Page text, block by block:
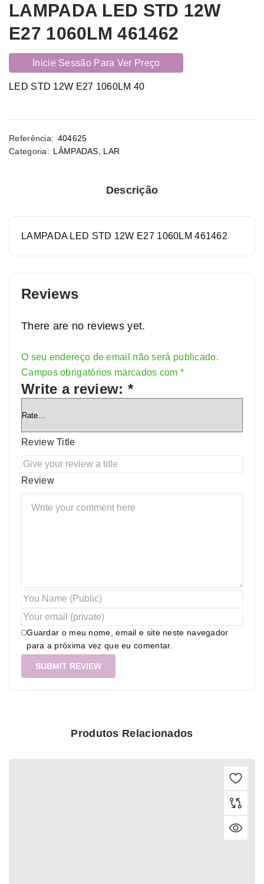
LAMPADA LED STD 12W
E27 1060LM 461462
Inicie Sessão Para Ver Preço
LED STD 12W E27 1060LM 40
Referência: 404625
Categoria: LÂMPADAS LAR
Descrição
LAMPADA LED STD 12W E27 1060LM 461462
Reviews
There are no reviews yet.
O seu endereço de email não será publicado.
Campos obrigatórios marcados com *
Write a review: *
Review Title
Review
Guardar o meu nome, email e site neste navegador
para a próxima vez que eu comentar.
Alternative:
Produtos Relacionados